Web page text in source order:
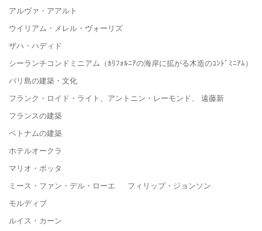
アルヴァ・アアルト
ウイリアム・メレル・ヴォーリズ
ザハ・ハディド
シーランチコンドミニアム（ｶﾘﾌｫﾙﾆｱの海岸に拡がる木造のｺﾝﾄﾞﾐﾆｱﾑ）
バリ島の建築・文化
フランク・ロイド・ライト、アントニン・レーモンド、 遠藤新
フランスの建築
ベトナムの建築
ホテルオークラ
マリオ・ボッタ
ミース・ファン・デル・ローエ フィリップ・ジョンソン
モルディブ
ルイス・カーン